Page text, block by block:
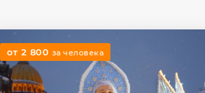
от 2 800 за человека